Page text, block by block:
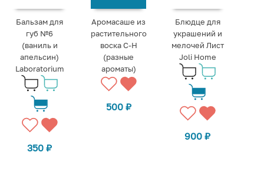
Бальзам для
губ №6
(ваниль и
апельсин)
Laboratorium
350₽
Аромасаше из
растительного
воска С-Н
(разные
ароматы)
500 ₽
Блюдце для
украшений и
мелочей Лист
Joli Home
900₽